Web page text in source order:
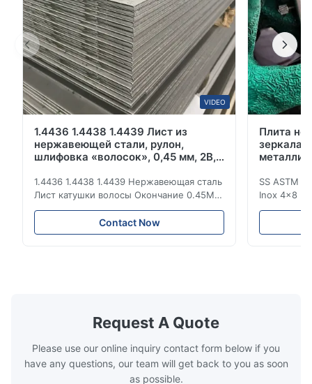
VIDEO
1.4436 1.4438 1.4439 Лист из
нержавеющей стали, рулон,
шлифовка «волосок», 0,45 мм, 2B,
1.4436 1.4438 1.4439 Нержавеющая сталь
Лист катушки волосы Окончание 0.45MM
2b Отличная коррозионная стойкость
Нержавеющая сталь - это материал с
яркостью, близкой к зеркальной
Contact Now
Плита
зеркала
SS ASTM
Inox 4x8
зеркала
продукта
Request A Quote
Please use our online inquiry contact form below if you
have any questions, our team will get back to you as soon
as possible.